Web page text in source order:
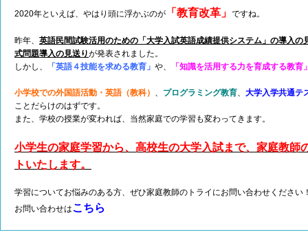
2020年といえば、やはり頭に浮かぶのが 「教育改革」 ですね。
昨年、 英語民間試験活用のための「大学入試英語成績提供システム」の導入
式問題導入の見送りが発表されました。
しかし、
「英語４技能を求める教育」 や、 「知識を活用する力を育成する教育
小学校での外国語活動・英語（教科） 、 プログラミング教育、 大学入学共通テ
ことだらけのはずです。
また、学校の授業が変われば、当然家庭での学習も変わってきます。
小学生の家庭学習から、高校生の大学入試まで、家庭教師
トいたします。
学習についてお悩みのある方、ぜひ家庭教師のトライにお問い合わせください
お問い合わせはこちら